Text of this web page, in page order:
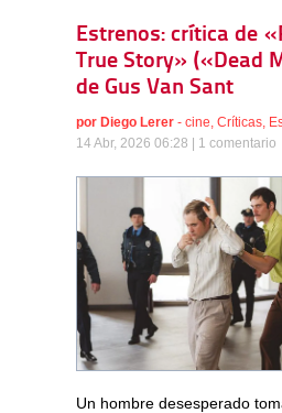
Estrenos: crítica de
True Story» («Dead
de Gus Van Sant
por Diego Lerer - cine, Críticas,
14 Abr, 2026 06:28 | 1 comentario
Un hombre desesperado